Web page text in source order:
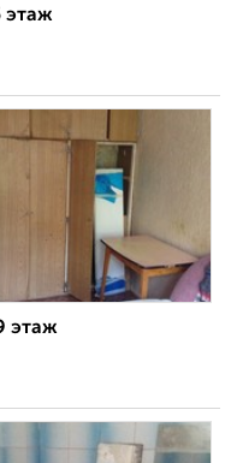
этаж
этаж